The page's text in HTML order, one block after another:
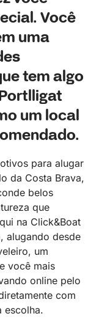
Você
uma
tem algo
um local
para alugar
da Costa Brava,
belos
que
na Click&Boat
alugando desde
um
você mais
online pelo
com
escolha.